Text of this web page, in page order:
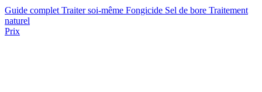
Guide complet Traiter soi-même Fongicide Sel de bore Traitement
naturel
Prix